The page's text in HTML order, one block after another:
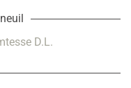
D.L.